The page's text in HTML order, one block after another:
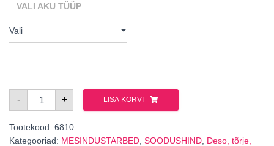
VALI AKU TÜÜP
-
InstantVap
18V
orig.
auruti
kogus
+ LISA KORVI
Tootekood: 6810
Kategooriad: MESINDUSTARBED SOODUSHIND Deso, tõrje,